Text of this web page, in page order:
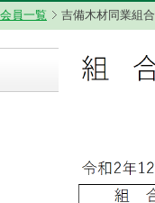
員一覧 吉備木材同業組合